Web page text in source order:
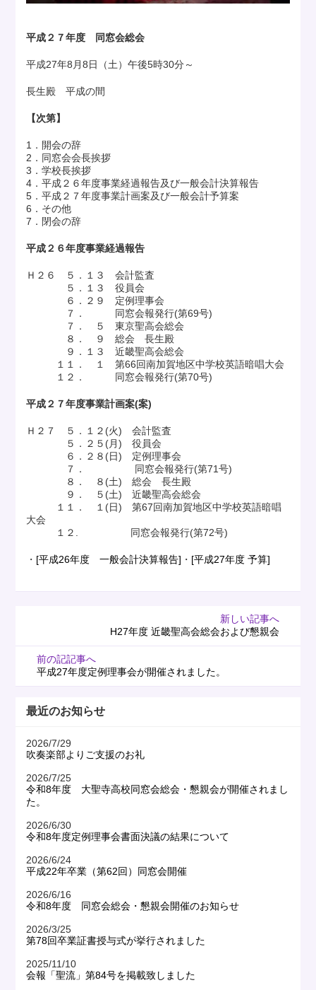
平成２７年度 同窓会総会
平成27年8月8日（土）午後5時30分～
長生殿 平成の間
【次第】
1．開会の辞
2．同窓会会長挨拶
3．学校長挨拶
4．平成２６年度事業経過報告及び一般会計決算報告
5．平成２７年度事業計画案及び一般会計予算案
6．その他
7．閉会の辞
平成２６年度事業経過報告
Ｈ２６ ５．１３ 会計監査
５．１３ 役員会
６．２９ 定例理事会
７． 同窓会報発行(第69号)
７． ５ 東京聖高会総会
８． ９ 総会 長生殿
９．１３ 近畿聖高会総会
１１． １ 第66回南加賀地区中学校英語暗唱大会
１２． 同窓会報発行(第70号)
平成２７年度事業計画案(案)
Ｈ２７ ５．１２(火) 会計監査
５．２５(月) 役員会
６．２８(日) 定例理事会
７． 同窓会報発行(第71号)
８． ８(土) 総会 長生殿
９． ５(土) 近畿聖高会総会
１１． １(日) 第67回南加賀地区中学校英語暗唱
大会
１２. 同窓会報発行(第72号)
・ [平成26年度 一般会計決算報告] ・ [平成27年度 予算]
新しい記事へ
H27年度 近畿聖高会総会および懇親会
前の記記事へ
平成27年度定例理事会が開催されました。
最近のお知らせ
2026/7/29
吹奏楽部よりご支援のお礼
2026/7/25
令和8年度 大聖寺高校同窓会総会・懇親会が開催されまし
た。
2026/6/30
令和8年度定例理事会書面決議の結果について
2026/6/24
平成22年卒業（第62回）同窓会開催
2026/6/16
令和8年度 同窓会総会・懇親会開催のお知らせ
2026/3/25
第78回卒業証書授与式が挙行されました
2025/11/10
会報「聖流」第84号を掲載致しました